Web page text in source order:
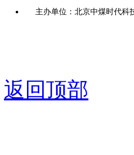
主办单位：北京中煤时代
返回顶部